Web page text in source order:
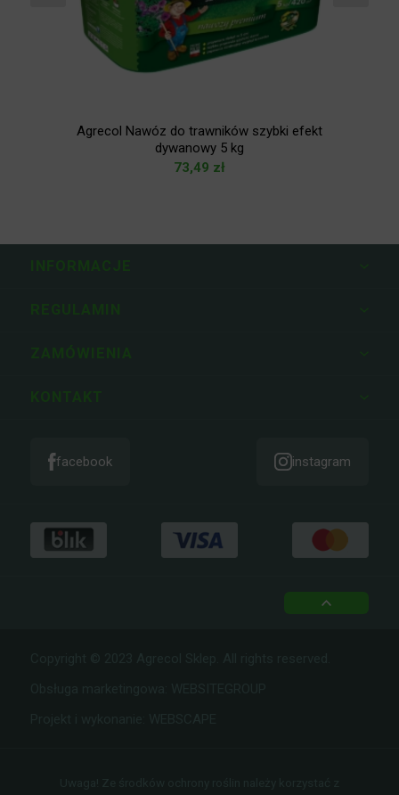
KONTAKT
facebook instagram